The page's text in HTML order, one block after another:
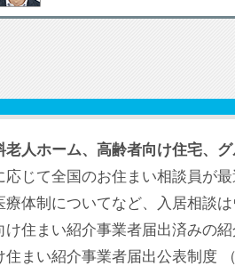
老人ホーム、高齢者向け住宅、
応じて全国のお住まい相談員が
体制についてなど、入居相談
け住まい紹介事業者届出済みの
住まい紹介事業者届出公表制度